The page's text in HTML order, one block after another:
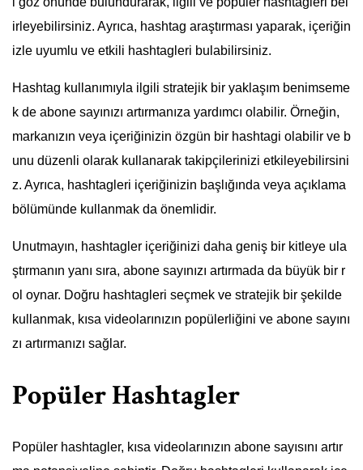
irleyebilirsiniz. Ayrıca, hashtag araştırması yaparak, içeriğin
izle uyumlu ve etkili hashtagleri bulabilirsiniz.
Hashtag kullanımıyla ilgili stratejik bir yaklaşım benimseme
k de abone sayınızı artırmanıza yardımcı olabilir. Örneğin,
markanızın veya içeriğinizin özgün bir hashtagi olabilir ve b
unu düzenli olarak kullanarak takipçilerinizi etkileyebilirsini
z. Ayrıca, hashtagleri içeriğinizin başlığında veya açıklama
bölümünde kullanmak da önemlidir.
Unutmayın, hashtagler içeriğinizi daha geniş bir kitleye ula
ştırmanın yanı sıra, abone sayınızı artırmada da büyük bir r
ol oynar. Doğru hashtagleri seçmek ve stratejik bir şekilde
kullanmak, kısa videolarınızın popülerliğini ve abone sayını
zı artırmanızı sağlar.
Popüler Hashtagler
Popüler hashtagler, kısa videolarınızın abone sayısını artır